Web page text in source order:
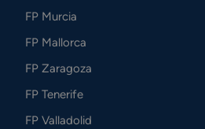
FP Murcia
FP Mallorca
FP Zaragoza
FP Tenerife
FP Valladolid